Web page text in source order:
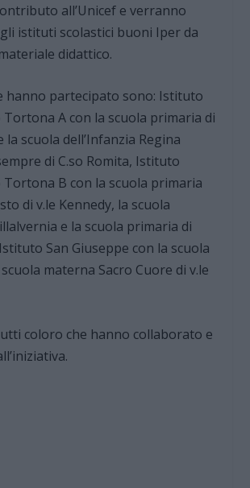
all’Unicef e verranno
istituti scolastici buoni Iper da
didattico.
hanno partecipato sono: Istituto
A con la scuola primaria di
la scuola dell’Infanzia Regina
di C.so Romita, Istituto
B con la scuola primaria
di v.le Kennedy, la scuola
e la scuola primaria di
San Giuseppe con la scuola
materna Sacro Cuore di v.le
coloro che hanno collaborato e